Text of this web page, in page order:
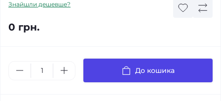
Знайшли дешевше?
0 грн.
До кошика